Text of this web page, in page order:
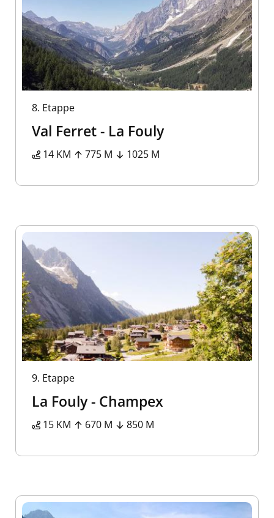
8. Etappe
Val Ferret - La Fouly
14 KM 775 M 1025 M
9. Etappe
La Fouly - Champex
15 KM 670 M 850 M